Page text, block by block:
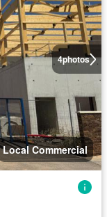
4photos
Local Commercial